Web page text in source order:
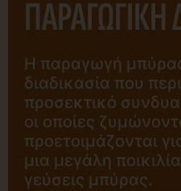
ΠΑΡΑΓΩΓΙΚΗ
Η παραγωγή μπύρας
διαδικασία που
προσεκτικό
οι οποίες
προετοιμάζονται
μια μεγάλη
γεύσεις μπύρας.